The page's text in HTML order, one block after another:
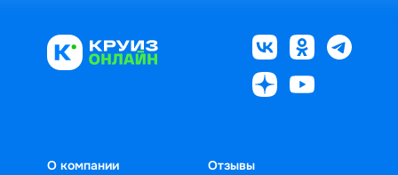
О компании
Отзывы